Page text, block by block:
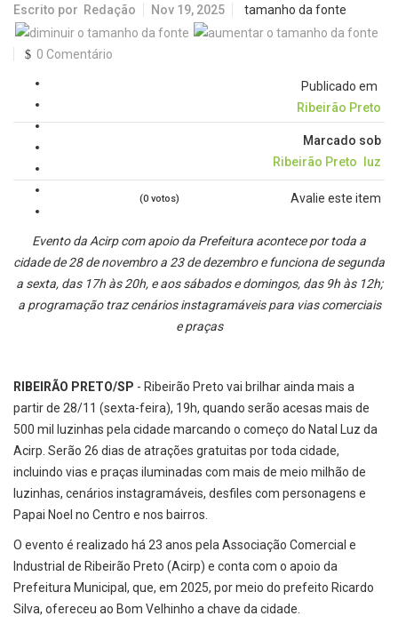
Escrito por Redação Nov 19, 2025 tamanho da fonte
0 Comentário
Publicado em
Ribeirão Preto
Marcado sob
Ribeirão Preto
luz
Avalie este item
(0 votos)
Evento da Acirp com apoio da Prefeitura acontece por toda a
cidade de 28 de novembro a 23 de dezembro e funciona de segunda
a sexta, das 17h às 20h, e aos sábados e domingos, das 9h às 12h;
a programação traz cenários instagramáveis para vias comerciais
e praças
RIBEIRÃO PRETO/SP - Ribeirão Preto vai brilhar ainda mais a
partir de 28/11 (sexta-feira), 19h, quando serão acesas mais de
500 mil luzinhas pela cidade marcando o começo do Natal Luz da
Acirp. Serão 26 dias de atrações gratuitas por toda cidade,
incluindo vias e praças iluminadas com mais de meio milhão de
luzinhas, cenários instagramáveis, desfiles com personagens e
Papai Noel no Centro e nos bairros.
O evento é realizado há 23 anos pela Associação Comercial e
Industrial de Ribeirão Preto (Acirp) e conta com o apoio da
Prefeitura Municipal, que, em 2025, por meio do prefeito Ricardo
Silva, ofereceu ao Bom Velhinho a chave da cidade.